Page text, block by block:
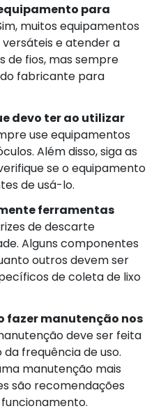
para
muitos equipamentos
e atender a
de fios, mas sempre
fabricante para
devo ter ao utilizar
use equipamentos
Além disso, siga as
se o equipamento
de usá-lo.
ferramentas
de descarte
Alguns componentes
outros devem ser
de coleta de lixo
fazer manutenção nos
deve ser feita
frequência de uso.
manutenção mais
são recomendações